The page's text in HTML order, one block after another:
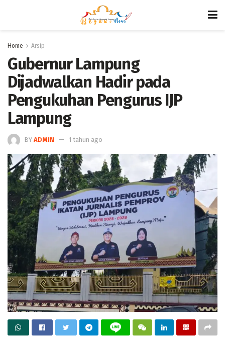
Home Arsip
Gubernur Lampung
Dijadwalkan Hadir pada
Pengukuhan Pengurus IJP
Lampung
BY ADMIN 1 tahun ago